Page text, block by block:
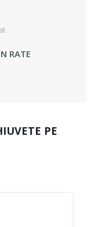
RATE
PE